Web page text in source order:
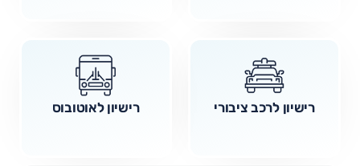
רישיון לרכב ציבורי רישיון לאוטובוס